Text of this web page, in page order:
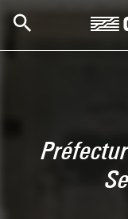
Skip to main content
Centre